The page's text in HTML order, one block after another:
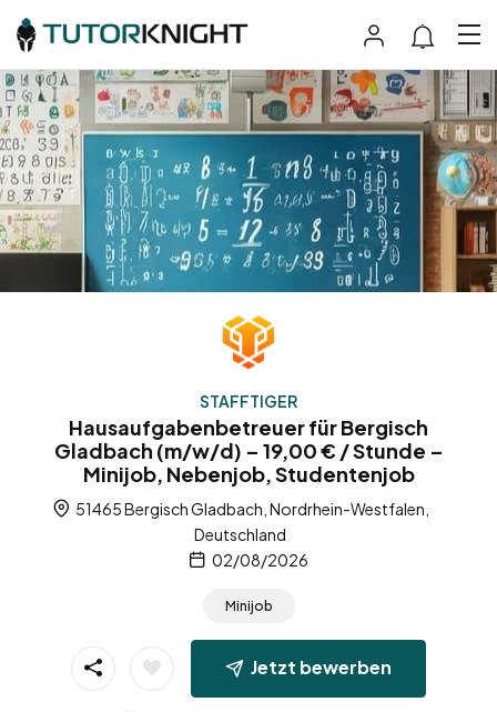
STAFFTIGER
Hausaufgabenbetreuer für Bergisch
Gladbach (m/w/d) – 19,00 € / Stunde –
Minijob, Nebenjob, Studentenjob
51465 Bergisch Gladbach, Nordrhein-Westfalen,
Deutschland
02/08/2026
Minijob
Jetzt bewerben